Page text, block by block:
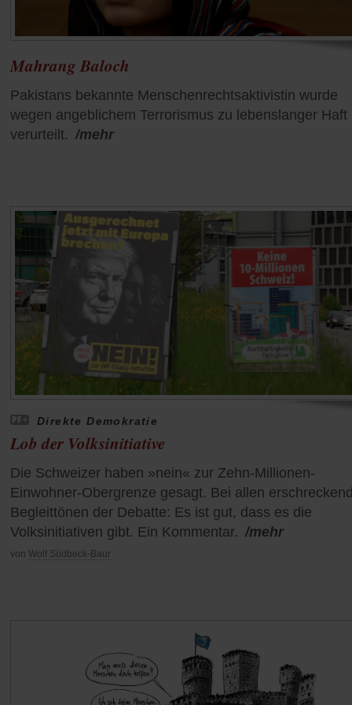
Mahrang Baloch
Pakistans bekannte Menschenrechtsaktivistin wurde
wegen angeblichem Terrorismus zu lebenslanger Haft
verurteilt. /mehr
Direkte Demokratie
Lob der Volksinitiative
Die Schweizer haben »nein« zur Zehn-Millionen-
Einwohner-Obergrenze gesagt. Bei allen
Begleittönen der Debatte: Es ist gut, dass es die
Volksinitiativen gibt. Ein Kommentar. /mehr
von Wolf Südbeck-Baur